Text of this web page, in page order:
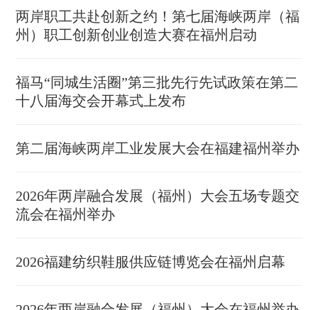
两岸职工共赴创新之约！第七届海峡两岸（福
州）职工创新创业创造大赛在福州启动
福马“同城生活圈”第三批先行先试政策在第二
十八届海交会开幕式上发布
第二届海峡两岸工业发展大会在福建福州举办
2026年两岸融合发展（福州）大会五场专题交
流会在福州举办
2026福建纺织鞋服供应链博览会在福州启幕